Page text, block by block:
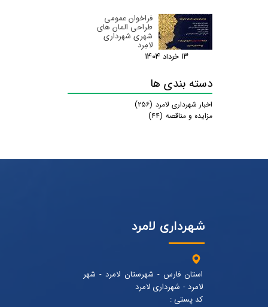
فراخوان عمومی
طراحی المان های
شهری شهرداری
لامِرد
۱۳ خرداد ۰۴
دسته بندی ها
اخبار شهرداری لامرد (۲۵۶)
مزایده و مناقصه (۴۴)
شهرداری لامرد
استان فارس - شهرستان لامرد - شهر
لامرد - شهرداری لامرد
کد پستی :